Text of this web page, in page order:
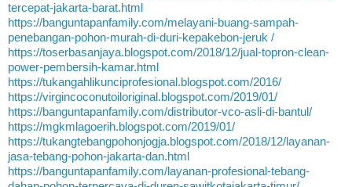
tercepat-jakarta-barat.html
https://banguntapanfamily.com/melayani-buang-sampah-
penebangan-pohon-murah-di-duri-kepakebon-jeruk /
https://toserbasanjaya.blogspot.com/2018/12/jual-topron-clean-
power-pembersih-kamar.html
https://tukangahlikunciprofesional.blogspot.com/2016/
https://virgincoconutoiloriginal.blogspot.com/2019/01/
https://banguntapanfamily.com/distributor-vco-asli-di-bantul/
https://mgkmlagoerih.blogspot.com/2019/01/
https://tukangtebangpohonjogja.blogspot.com/2018/12/layanan-
jasa-tebang-pohon-jakarta-dan.html
https://banguntapanfamily.com/layanan-profesional-tebang-